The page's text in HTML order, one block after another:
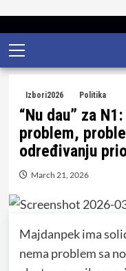
Skip
to
content
Primary
Menu
Izbori2026 Politika
“Nu dau” za
problem,
određivanju
March 21, 2026
Majdanpek ima
nema problem sa